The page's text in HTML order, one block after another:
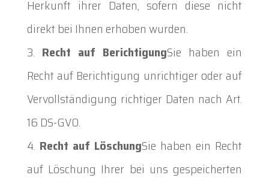
Herkunft ihrer Daten, sofern diese nicht
direkt bei Ihnen erhoben wurden.
Recht auf BerichtigungSie haben ein
Recht auf Berichtigung unrichtiger oder auf
Vervollständigung richtiger Daten nach Art.
16 DS-GVO.
Recht auf LöschungSie haben ein Recht
auf Löschung Ihrer bei uns gespeicherten